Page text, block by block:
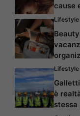
cause
Lifestyle
Lifestyle
è
stessa